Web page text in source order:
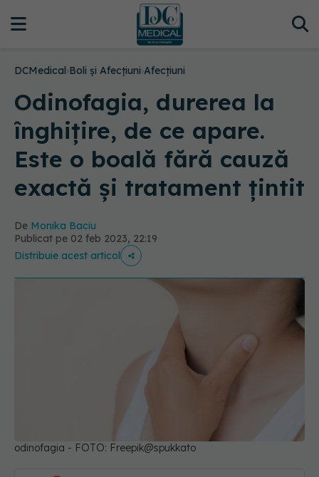
DCMedical›Boli și Afecțiuni›Afecțiuni
Odinofagia, durerea la
înghițire, de ce apare.
Este o boală fără cauză
exactă și tratament țintit
De Monika Baciu
Publicat pe 02 feb 2023, 22:19
Distribuie acest articol
odinofagia - FOTO: Freepik@spukkato